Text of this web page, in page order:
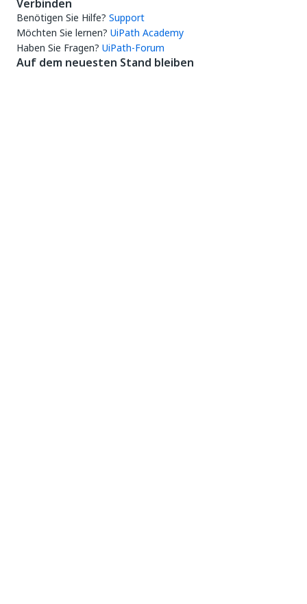
Verbinden
Benötigen Sie Hilfe? Support
Möchten Sie lernen? UiPath Academy
Haben Sie Fragen? UiPath-Forum
Auf dem neuesten Stand bleiben